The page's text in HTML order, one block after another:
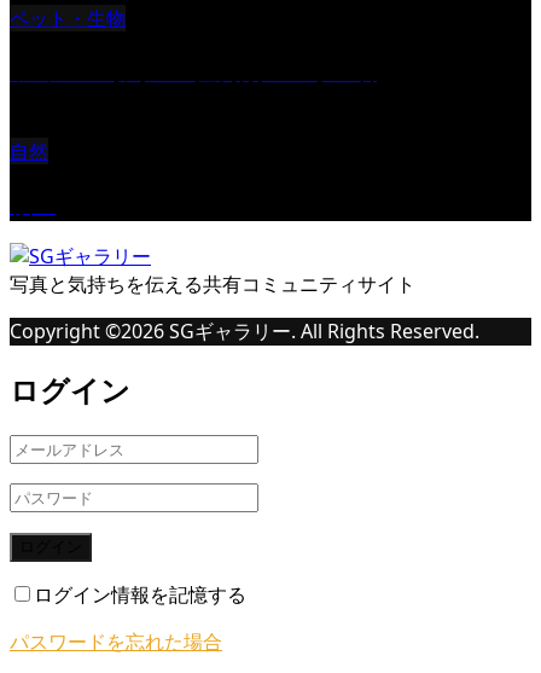
ペット・生物
自然
写真と気持ちを伝える共有コミュニティサイト
Copyright ©2026SGギャラリー. All Rights Reserved.
ログイン
ログイン情報を記憶する
パスワードを忘れた場合